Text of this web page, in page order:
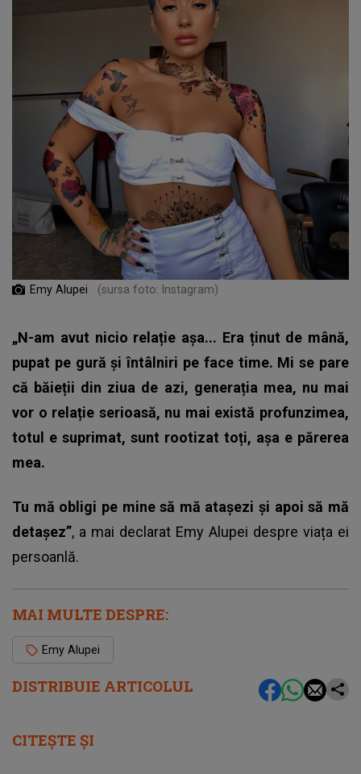
DISTRIBUIE ARTICOLUL
Emy Alupei (sursa foto: Instagram)
„N-am avut nicio relație așa... Era ținut de mână,
pupat pe gură și întâlniri pe face time. Mi se pare
că băieții din ziua de azi, generația mea, nu mai
vor o relație serioasă, nu mai există profunzimea,
totul e suprimat, sunt rootizat toți, așa e părerea
mea.
Tu mă obligi pe mine să mă atașezi și apoi să mă
detașez”, a mai declarat Emy Alupei despre viața ei
persoanlă.
MAI MULTE DESPRE:
Emy Alupei
CITEȘTE ȘI